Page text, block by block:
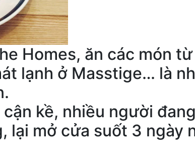
Homes, ăn các món
lạnh ở Masstige… là
kề, nhiều người
lại mở cửa suốt 3 ngày